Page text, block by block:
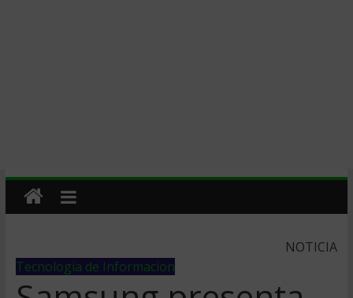
NOTICIA
Tecnologia de Informacion